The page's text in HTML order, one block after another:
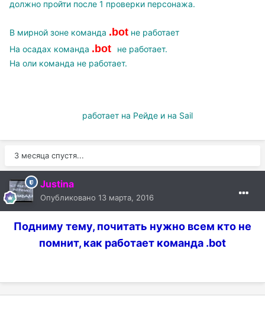
должно пройти после 1 проверки персонажа.
В мирной зоне команда .bot не работает
На осадах команда .bot
не работает.
На оли команда не работает.
работает на Рейде и на Sail
3 месяца спустя...
Justina
Опубликовано 13 марта, 2016
Подниму тему, почитать нужно всем кто не
помнит, как работает команда .bot